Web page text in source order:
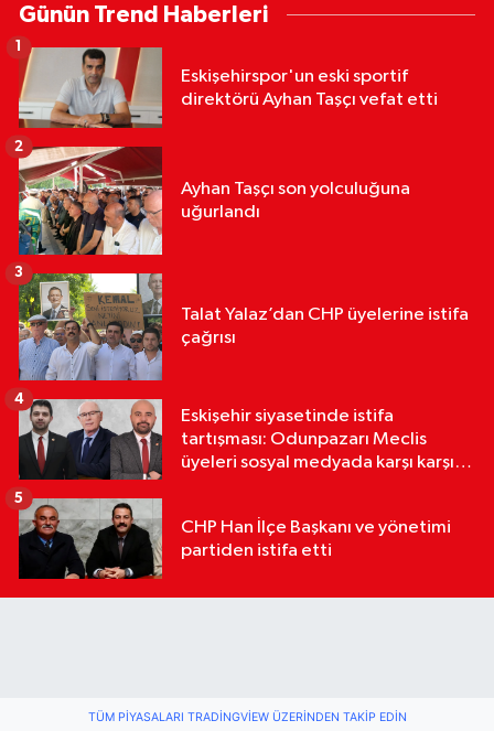
Günün Trend Haberleri
Eskişehirspor'un eski sportif
direktörü Ayhan Taşçı vefat etti
1
Ayhan Taşçı son yolculuğuna
uğurlandı
2
Talat Yalaz’dan CHP üyelerine istifa
çağrısı
3
Eskişehir siyasetinde istifa
tartışması: Odunpazarı Meclis
üyeleri sosyal medyada karşı karşıya
4
CHP Han İlçe Başkanı ve yönetimi
partiden istifa etti
5
TÜM PIYASALARI TRADINGVIEW ÜZERINDEN TAKIP EDIN